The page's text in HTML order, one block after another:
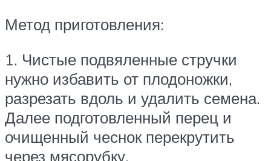
Метод приготовления:
1. Чистые подвяленные стручки
нужно избавить от плодоножки,
разрезать вдоль и удалить семена.
Далее подготовленный перец и
очищенный чеснок перекрутить
через мясорубку.